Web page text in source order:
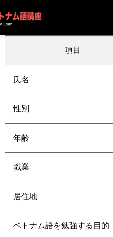
項目
氏名
性別
年齢
職業
居住地
ベトナム語を勉強する目的